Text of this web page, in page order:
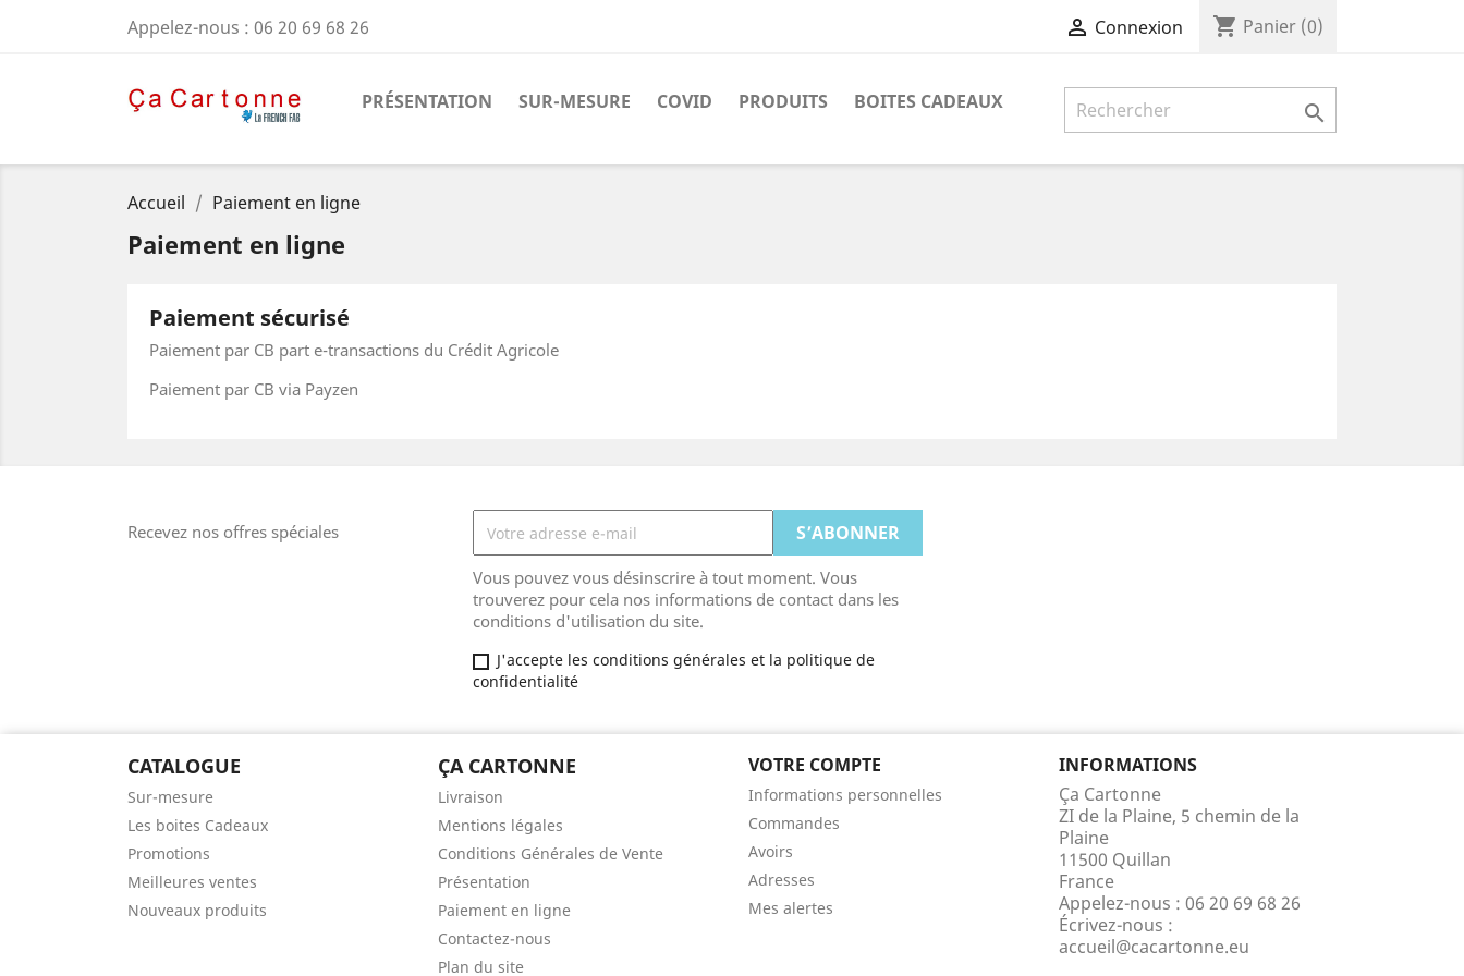
Appelez-nous : 06 20 69 68 26  Connexion shopping_cart Panier (0)
PRÉSENTATION SUR-MESURE COVID PRODUITS BOITES CADEAUX 
Accueil Paiement en ligne
Paiement en ligne
Paiement sécurisé
Paiement par CB part e-transactions du Crédit Agricole
Paiement par CB via Payzen
Recevez nos offres spéciales
Vous pouvez vous désinscrire à tout moment. Vous
trouverez pour cela nos informations de contact dans les
conditions d'utilisation du site.
J'accepte les conditions générales et la politique de
confidentialité
CATALOGUE
Sur-mesure
Les boites Cadeaux
Promotions
Meilleures ventes
Nouveaux produits
ÇA CARTONNE
Livraison
Mentions légales
Conditions Générales de Vente
Présentation
Paiement en ligne
Contactez-nous
Plan du site
VOTRE COMPTE
Informations personnelles
Commandes
Avoirs
Adresses
Mes alertes
INFORMATIONS
Ça Cartonne
ZI de la Plaine, 5 chemin de la
Plaine
11500 Quillan
France
Appelez-nous : 06 20 69 68 26
Écrivez-nous :
accueil@cacartonne.eu